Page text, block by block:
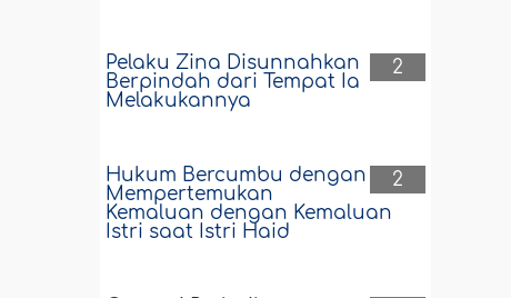
2
Pelaku Zina Disunnahkan
Berpindah dari Tempat Ia
Melakukannya
2
Hukum Bercumbu dengan
Mempertemukan
Kemaluan dengan Kemaluan
Istri saat Istri Haid